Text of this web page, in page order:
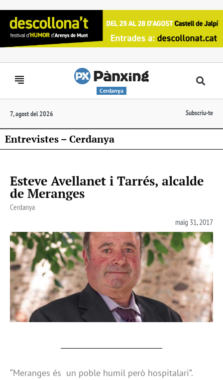
Cerdanya
7, agost del 2026 Subscriu-te
Entrevistes – Cerdanya
Esteve Avellanet i Tarrés, alcalde
de Meranges
Cerdanya
maig 31, 2017
“Meranges és un poble humil però hospitalari”.